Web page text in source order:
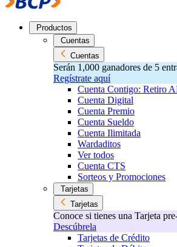
Productos
Cuentas
Cuentas
Serán 1,000 ganadores de 5
Regístrate aquí
Cuenta Contigo: Retiro
Cuenta Digital
Cuenta Premio
Cuenta Sueldo
Cuenta Ilimitada
Wardaditos
Ver todos
Cuenta CTS
Sorteos y Promociones
Tarjetas
Tarjetas
Conoce si tienes una Tarjeta
Descúbrela
Tarjetas de Crédito